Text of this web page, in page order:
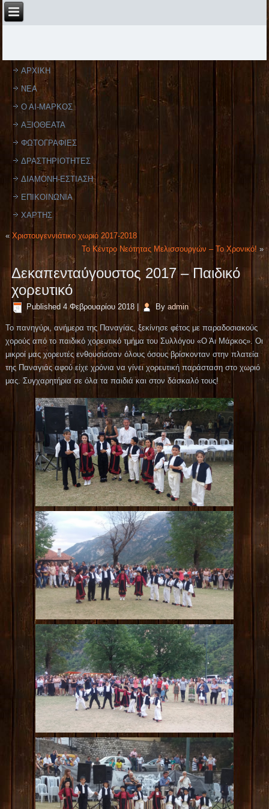
ΑΡΧΙΚΗ
ΝΕΑ
Ο ΑΙ-ΜΑΡΚΟΣ
ΑΞΙΟΘΕΑΤΑ
ΦΩΤΟΓΡΑΦΙΕΣ
ΔΡΑΣΤΗΡΙΟΤΗΤΕΣ
ΔΙΑΜΟΝΗ-ΕΣΤΙΑΣΗ
ΕΠΙΚΟΙΝΩΝΙΑ
ΧΑΡΤΗΣ
«Χριστουγεννιάτικο χωριό 2017-2018
Το Κέντρο Νεότητας Μελισσουργών – Το Χρονικό! »
Δεκαπενταύγουστος 2017 – Παιδικό
χορευτικό
Published 4 Φεβρουαρίου 2018 By admin
Το πανηγύρι, ανήμερα της Παναγίας, ξεκίνησε φέτος με παραδοσιακούς
χορούς από το παιδικό χορευτικό τμήμα του Συλλόγου «Ο Άι Μάρκος». Οι
μικροί μας χορευτές ενθουσίασαν όλους όσους βρίσκονταν στην πλατεία
της Παναγιάς αφού είχε χρόνια να γίνει χορευτική παράσταση στο χωριό
μας. Συγχαρητήρια σε όλα τα παιδιά και στον δάσκαλό τους!